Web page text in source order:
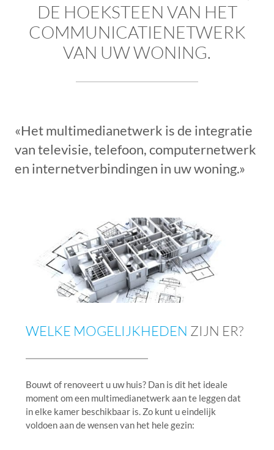
DE HOEKSTEEN VAN HET
COMMUNICATIENETWERK
VAN UW WONING.
«Het multimedianetwerk is de integratie
van televisie, telefoon, computernetwerk
en internetverbindingen in uw woning.»
WELKE MOGELIJKHEDEN ZIJN ER?
Bouwt of renoveert u uw huis? Dan is dit het ideale
moment om een multimedianetwerk aan te leggen dat
in elke kamer beschikbaar is. Zo kunt u eindelijk
voldoen aan de wensen van het hele gezin: